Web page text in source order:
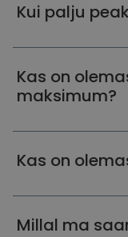
Kui palju
Kas on
maksimum?
Kas on
Millal ma